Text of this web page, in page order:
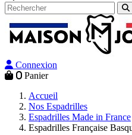
Connexion
0 Panier
Accueil
Nos Espadrilles
Espadrilles Made in France
Espadrilles Française